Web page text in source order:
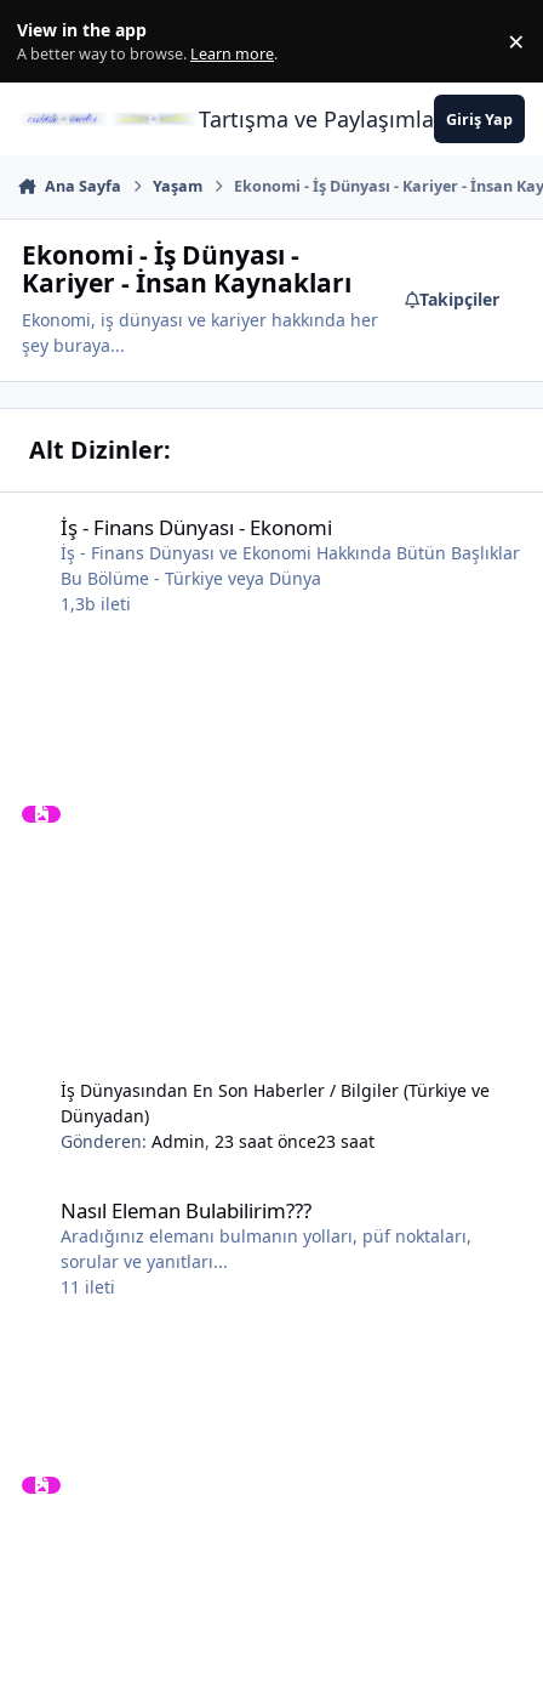
View in the app
A better way to browse. Learn more. ×
Tartışma ve PaylaşımlarınGiriş Yap
Ana Sayfa Yaşam Ekonomi - İş Dünyası - Kariyer - İnsan
Ekonomi - İş Dünyası -
Kariyer - İnsan Kaynakları
Ekonomi, iş dünyası ve kariyer hakkında her
şey buraya...
Takipçiler
Alt Dizinler:
İş - Finans Dünyası - Ekonomi
İş - Finans Dünyası ve Ekonomi Hakkında Bütün Başlıklar
Bu Bölüme - Türkiye veya Dünya
1,3b ileti
İş Dünyasından En Son Haberler / Bilgiler (Türkiye ve
Dünyadan)
Gönderen:Admin, 23 saat önce23 saat
Nasıl Eleman Bulabilirim???
Aradığınız elemanı bulmanın yolları, püf noktaları,
sorular ve yanıtları...
11 ileti